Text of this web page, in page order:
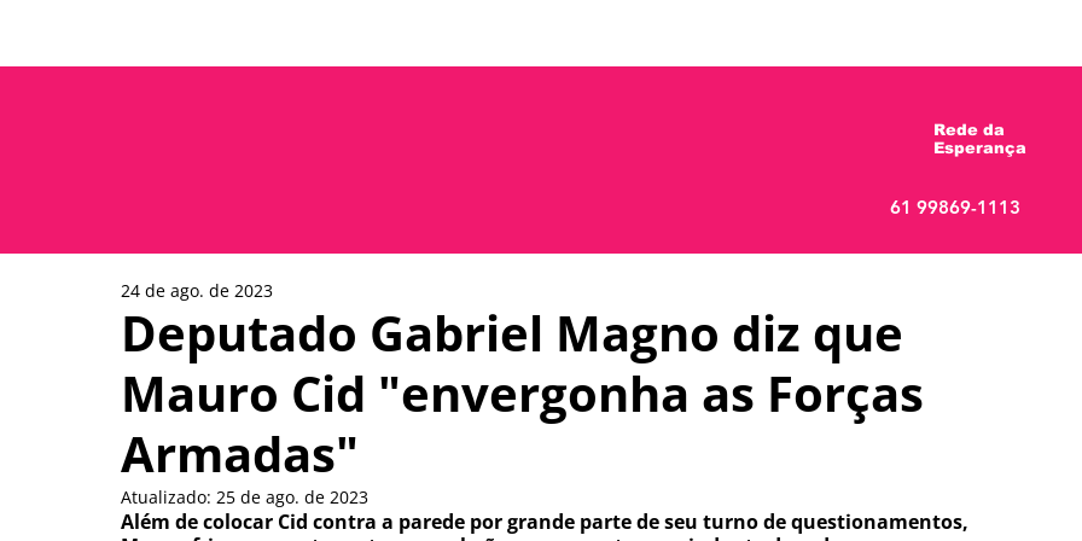
Rede da
Esperança
61 99869-1113
Deputado Gabriel Magno diz que
Mauro Cid "envergonha as Forças
Armadas"
24 de ago. de 2023
Atualizado: 25 de ago. de 2023
Além de colocar Cid contra a parede por grande parte de seu turno de questionamentos,